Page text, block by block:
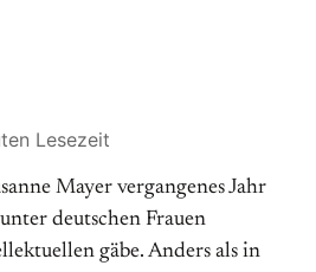
Lesezeit
Mayer vergangenes Jahr
deutschen Frauen
gäbe. Anders als in